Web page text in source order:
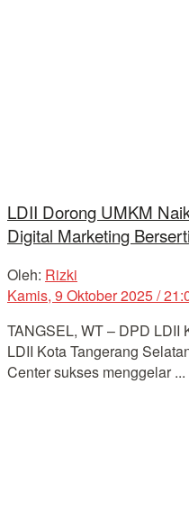
LDII Dorong UMKM
Digital Marketing
Oleh: Rizki
Kamis, 9 Oktober 2025 /
TANGSEL, WT – DPD LDII
LDII Kota Tangerang
Center sukses menggelar ...